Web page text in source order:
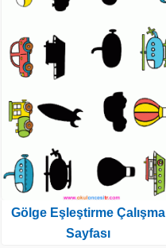
Gölge Eşleştirme Çalışma
Sayfası